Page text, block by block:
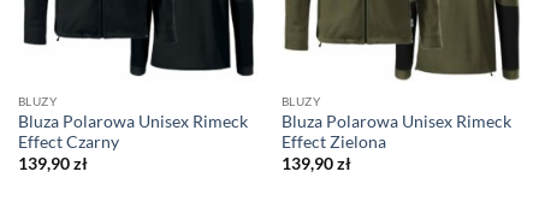
BLUZY
Bluza Polarowa Unisex Rimeck
Effect Czarny
139,90zł
BLUZY
Bluza Polarowa Unisex Rimeck
Effect Zielona
139,90zł